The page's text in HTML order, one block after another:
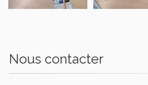
Nous contacter